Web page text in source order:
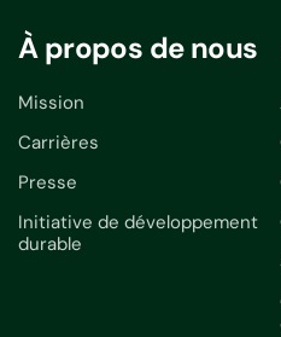
À propos de nous
Mission
Carrières
Presse
Initiative de développement
durable